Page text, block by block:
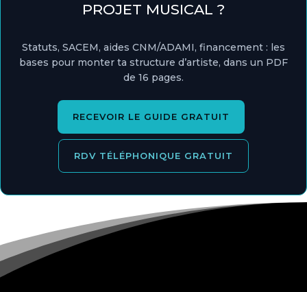
PROJET MUSICAL ?
Statuts, SACEM, aides CNM/ADAMI, financement : les
bases pour monter ta structure d’artiste, dans un PDF
de 16 pages.
RECEVOIR LE GUIDE GRATUIT
RDV TÉLÉPHONIQUE GRATUIT